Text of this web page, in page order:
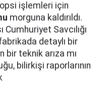
işlemleri için
morguna kaldırıldı.
Savcılığı
detaylı bir
bir teknik arıza mı
bilirkişi raporlarının